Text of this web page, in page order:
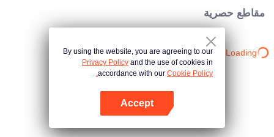
مقاطع حصرية
Loading…
By using the website, you are agreeing to our
Privacy Policy and the use of cookies in
accordance with our Cookie Policy.
Accept